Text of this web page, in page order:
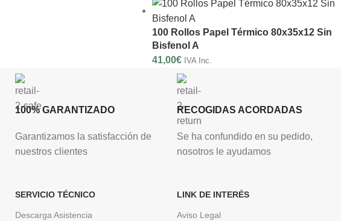
100 Rollos Papel Térmico 80x35x12 Sin
Bisfenol A
41,00€ IVA Inc.
100% GARANTIZADO
Garantizamos la satisfacción de
nuestros clientes
RECOGIDAS ACORDADAS
Se ha confundido en su pedido,
nosotros le ayudamos
SERVICIO TÉCNICO
Descarga Asistencia
LINK DE INTERÉS
Aviso Legal